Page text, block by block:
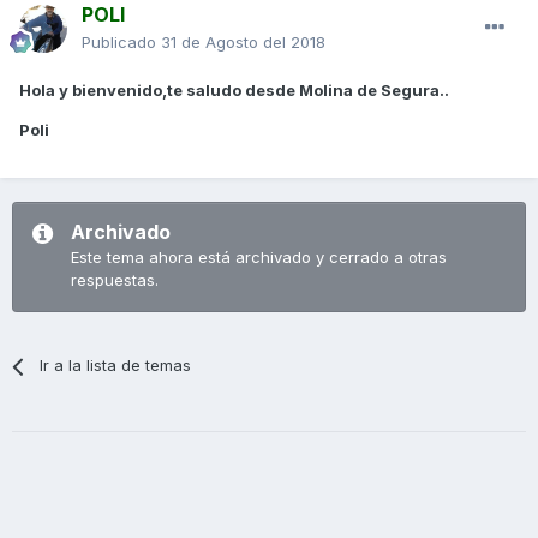
POLI
Publicado 31 de Agosto del 2018
Hola y bienvenido,te saludo desde Molina de Segura..
Poli
Archivado
Este tema ahora está archivado y cerrado a otras
respuestas.
Ir a la lista de temas